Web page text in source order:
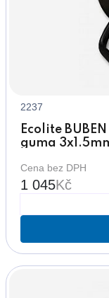
2237
Ecolite
guma
Cena bez DPH
1 045Kč